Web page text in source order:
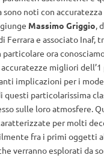
sono noti con accuratezza
Massimo Griggio,
Ferrara e associato Inaf,
ora
migliori
implicazioni per i
questi particolarissima
sulle loro atmosfere.
per molti
fra i primi oggetti
verranno esplorati da